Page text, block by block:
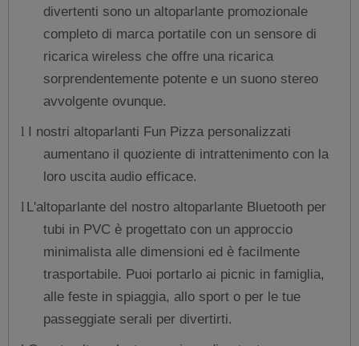
divertenti sono un altoparlante promozionale
completo di marca portatile con un sensore di
ricarica wireless che offre una ricarica
sorprendentemente potente e un suono stereo
avvolgente ovunque.
l I nostri altoparlanti Fun Pizza personalizzati
aumentano il quoziente di intrattenimento con la
loro uscita audio efficace.
l L'altoparlante del nostro altoparlante Bluetooth per
tubi in PVC è progettato con un approccio
minimalista alle dimensioni ed è facilmente
trasportabile. Puoi portarlo ai picnic in famiglia,
alle feste in spiaggia, allo sport o per le tue
passeggiate serali per divertirti.